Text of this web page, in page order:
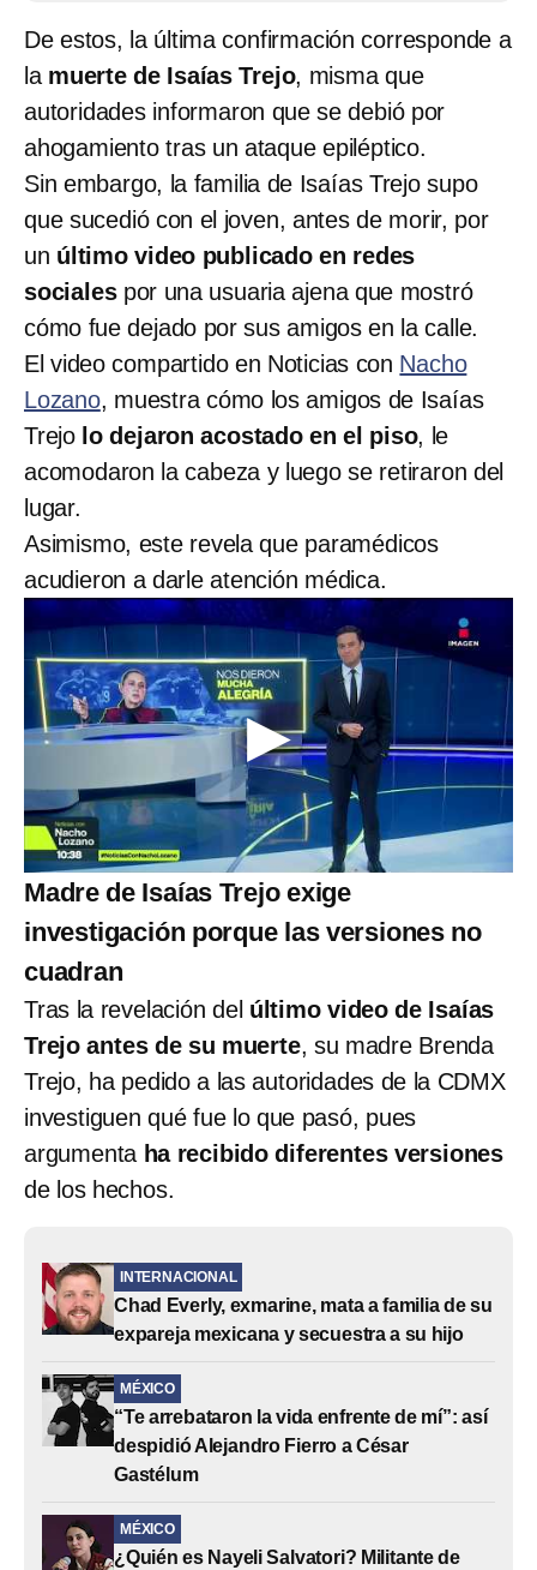
De estos, la última confirmación corresponde a
la muerte de Isaías Trejo, misma que
autoridades informaron que se debió por
ahogamiento tras un ataque epiléptico.
Sin embargo, la familia de Isaías Trejo supo
que sucedió con el joven, antes de morir, por
un último video publicado en redes
sociales por una usuaria ajena que mostró
cómo fue dejado por sus amigos en la calle.
El video compartido en Noticias con Nacho
Lozano, muestra cómo los amigos de Isaías
Trejo lo dejaron acostado en el piso, le
acomodaron la cabeza y luego se retiraron del
lugar.
Asimismo, este revela que paramédicos
acudieron a darle atención médica.
Madre de Isaías Trejo exige
investigación porque las versiones no
cuadran
Tras la revelación del último video de Isaías
Trejo antes de su muerte, su madre Brenda
Trejo, ha pedido a las autoridades de la CDMX
investiguen qué fue lo que pasó, pues
argumenta ha recibido diferentes versiones
de los hechos.
INTERNACIONAL
Chad Everly, exmarine, mata a familia de su
expareja mexicana y secuestra a su hijo
MÉXICO
“Te arrebataron la vida enfrente de mí”: así
despidió Alejandro Fierro a César
Gastélum
MÉXICO
¿Quién es Nayeli Salvatori? Militante de